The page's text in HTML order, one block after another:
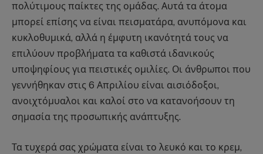
πολύτιμους παίκτες της ομάδας. Αυτά τα άτομα
μπορεί επίσης να είναι πεισματάρα, ανυπόμονα και
κυκλοθυμικά, αλλά η έμφυτη ικανότητά τους να
επιλύουν προβλήματα τα καθιστά ιδανικούς
υποψηφίους για πειστικές ομιλίες. Οι άνθρωποι που
γεννήθηκαν στις 6 Απριλίου είναι αισιόδοξοι,
ανοιχτόμυαλοι και καλοί στο να κατανοήσουν τη
σημασία της προσωπικής ανάπτυξης.
Τα τυχερά σας χρώματα είναι το λευκό και το κρεμ,